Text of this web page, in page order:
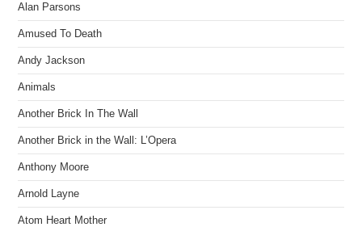
Alan Parsons
Amused To Death
Andy Jackson
Animals
Another Brick In The Wall
Another Brick in the Wall: L’Opera
Anthony Moore
Arnold Layne
Atom Heart Mother